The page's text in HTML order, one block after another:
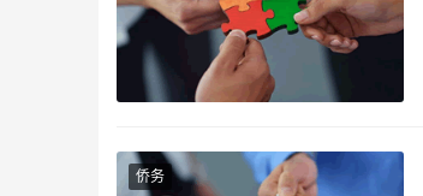
侨务